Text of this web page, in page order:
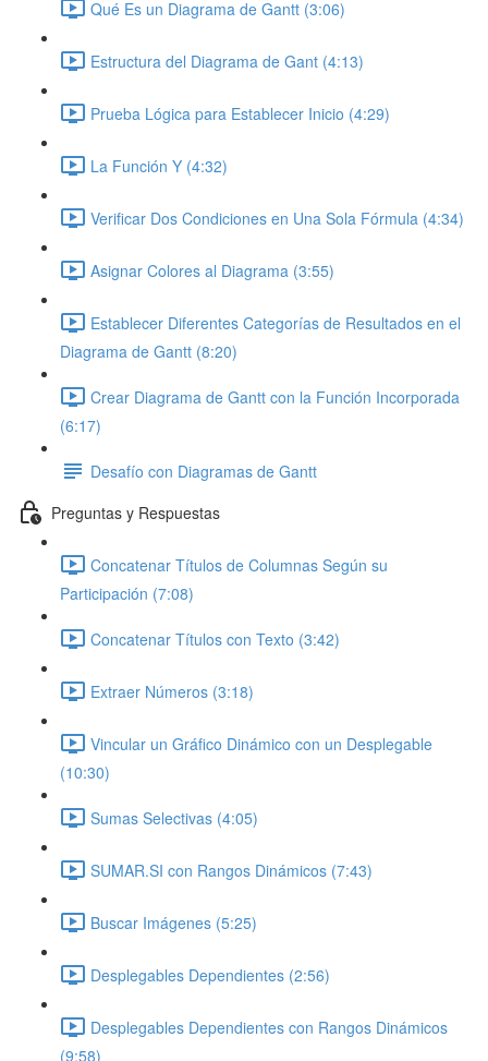
Qué Es un Diagrama de Gantt (3:06)
Estructura del Diagrama de Gant (4:13)
Prueba Lógica para Establecer Inicio (4:29)
La Función Y (4:32)
Verificar Dos Condiciones en Una Sola Fórmula (4:34)
Asignar Colores al Diagrama (3:55)
Establecer Diferentes Categorías de Resultados en el
Diagrama de Gantt (8:20)
Crear Diagrama de Gantt con la Función Incorporada
(6:17)
Desafío con Diagramas de Gantt
Preguntas y Respuestas
Concatenar Títulos de Columnas Según su
Participación (7:08)
Concatenar Títulos con Texto (3:42)
Extraer Números (3:18)
Vincular un Gráfico Dinámico con un Desplegable
(10:30)
Sumas Selectivas (4:05)
SUMAR.SI con Rangos Dinámicos (7:43)
Buscar Imágenes (5:25)
Desplegables Dependientes (2:56)
Desplegables Dependientes con Rangos Dinámicos
(9:58)